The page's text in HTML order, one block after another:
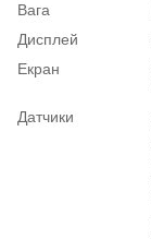
Вага
Дисплей
Екран
Датчики